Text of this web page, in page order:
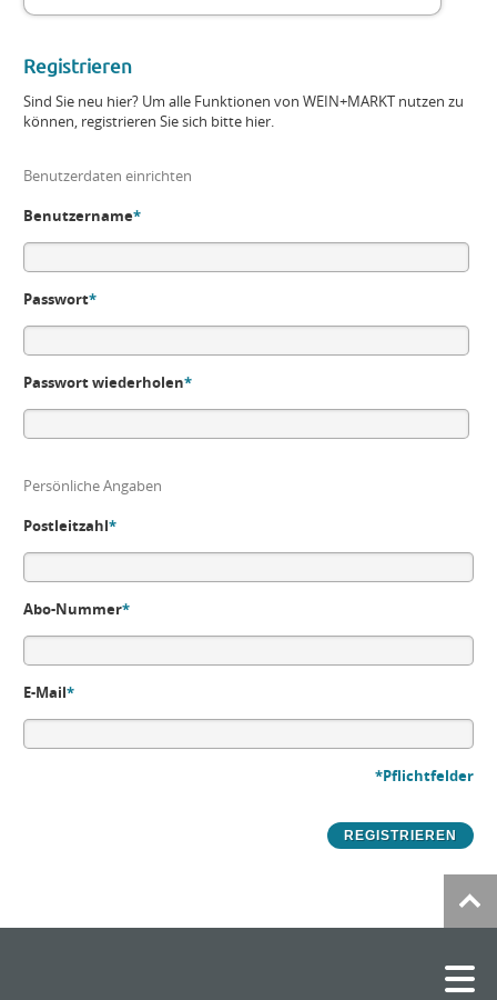
Registrieren
Sind Sie neu hier? Um alle Funktionen von WEIN+MARKT nutzen zu
können, registrieren Sie sich bitte hier.
Benutzerdaten einrichten
Benutzername*
Passwort*
Passwort wiederholen*
Persönliche Angaben
Postleitzahl*
Abo-Nummer*
E-Mail*
*Pflichtfelder